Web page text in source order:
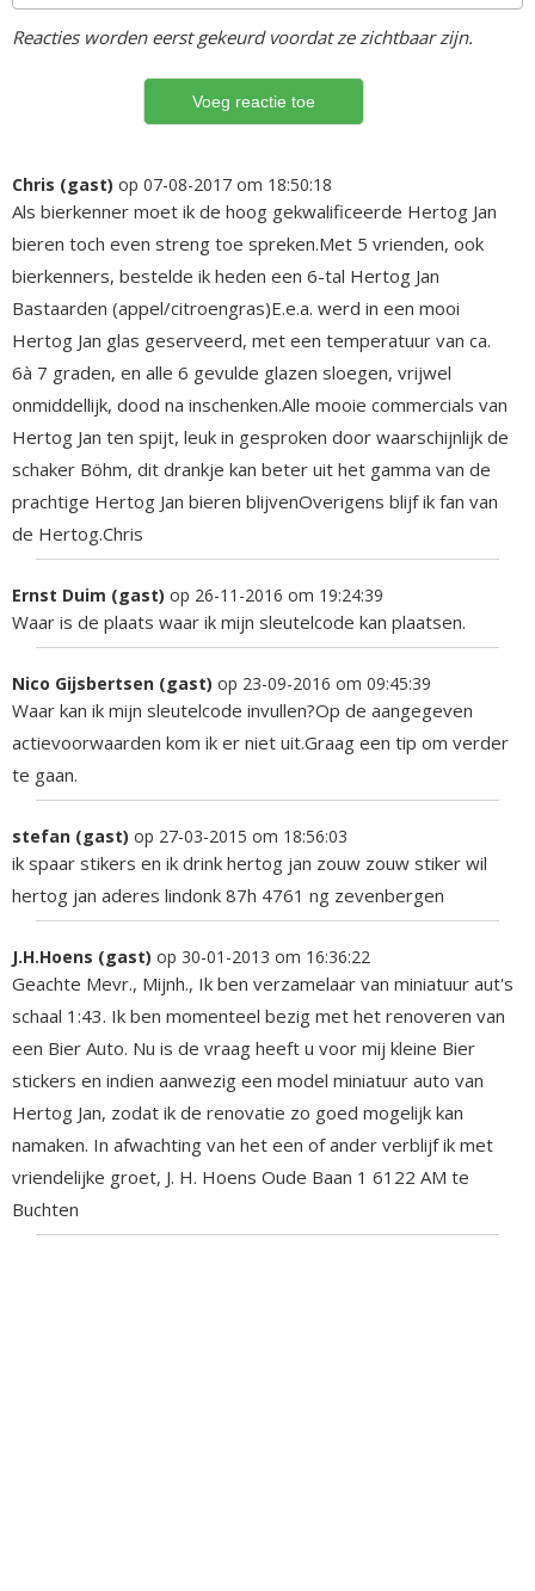
Reacties worden eerst gekeurd voordat ze zichtbaar zijn.
Chris (gast) op 07-08-2017 om 18:50:18
Als bierkenner moet ik de hoog gekwalificeerde Hertog Jan
bieren toch even streng toe spreken.Met 5 vrienden, ook
bierkenners, bestelde ik heden een 6-tal Hertog Jan
Bastaarden (appel/citroengras)E.e.a. werd in een mooi
Hertog Jan glas geserveerd, met een temperatuur van ca.
6à 7 graden, en alle 6 gevulde glazen sloegen, vrijwel
onmiddellijk, dood na inschenken.Alle mooie commercials van
Hertog Jan ten spijt, leuk in gesproken door waarschijnlijk de
schaker Böhm, dit drankje kan beter uit het gamma van de
prachtige Hertog Jan bieren blijvenOverigens blijf ik fan van
de Hertog.Chris
Ernst Duim (gast) op 26-11-2016 om 19:24:39
Waar is de plaats waar ik mijn sleutelcode kan plaatsen.
Nico Gijsbertsen (gast) op 23-09-2016 om 09:45:39
Waar kan ik mijn sleutelcode invullen?Op de aangegeven
actievoorwaarden kom ik er niet uit.Graag een tip om verder
te gaan.
stefan (gast) op 27-03-2015 om 18:56:03
ik spaar stikers en ik drink hertog jan zouw zouw stiker wil
hertog jan aderes lindonk 87h 4761 ng zevenbergen
J.H.Hoens (gast) op 30-01-2013 om 16:36:22
Geachte Mevr., Mijnh., Ik ben verzamelaar van miniatuur aut's
schaal 1:43. Ik ben momenteel bezig met het renoveren van
een Bier Auto. Nu is de vraag heeft u voor mij kleine Bier
stickers en indien aanwezig een model miniatuur auto van
Hertog Jan, zodat ik de renovatie zo goed mogelijk kan
namaken. In afwachting van het een of ander verblijf ik met
vriendelijke groet, J. H. Hoens Oude Baan 1 6122 AM te
Buchten